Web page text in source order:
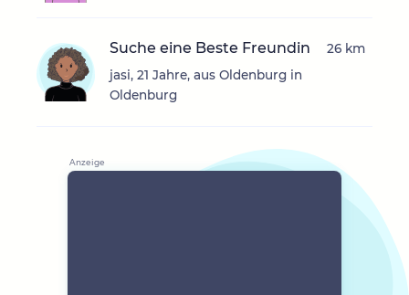
Suche eine Beste Freundin
jasi, 21 Jahre, aus Oldenburg in
Oldenburg
26 km